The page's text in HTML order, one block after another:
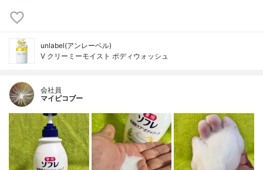
unlabel(アンレーベル)
V クリーミーモイスト ボディウォッシュ
会社員
マイピコブー